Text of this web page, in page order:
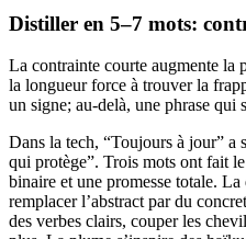
Distiller en 5–7 mots:
La contrainte courte augmente la
la longueur force à trouver la
un signe; au-delà, une phrase qui
Dans la tech, “Toujours à jour” a
qui protège”. Trois mots ont fait
binaire et une promesse totale.
remplacer l’abstract par du
des verbes clairs, couper les